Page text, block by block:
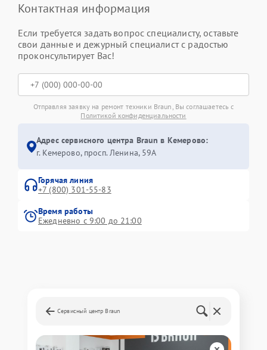
Контактная информация
Если требуется задать вопрос специалисту, оставьте
свои данные и дежурный специалист с радостью
проконсультирует Вас!
Отправляя заявку на ремонт техники Braun, Вы соглашаетесь с
Политикой конфиденциальности
Адрес сервисного центра Braun в Кемерово:
г. Кемерово, просп. Ленина, 59А
Горячая линия
+7 (800) 301-55-83
Время работы
Ежедневно с 9:00 до 21:00
Сервисный центр Braun